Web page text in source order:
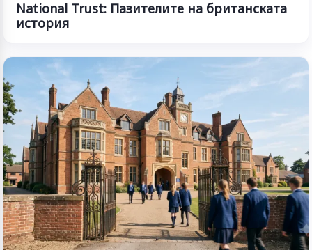
National Trust: Пазителите на британската
история